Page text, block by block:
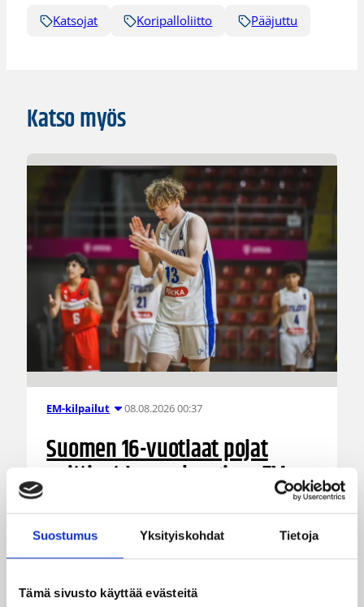
Suostumus Yksityiskohdat Tietoja
Tämä sivusto käyttää evästeitä
Katsojat Koripalloliitto Pääjuttu
Katso myös
EM-kilpailut 08.08.2026 00:37
Suomen 16-vuotiaat pojat
voittivat Luxemburgin – EM-
vakuuttavalla pelillä
85–45-voiton Luxemburgista B-divisioonan EM-